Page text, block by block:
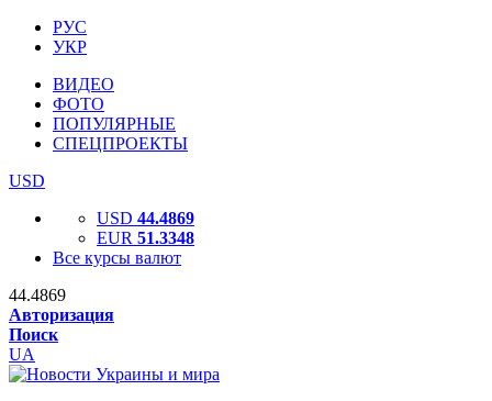
РУС
УКР
ВИДЕО
ФОТО
ПОПУЛЯРНЫЕ
СПЕЦПРОЕКТЫ
USD
USD 44.4869
EUR 51.3348
Все курсы валют
44.4869
Авторизация
Поиск
UA